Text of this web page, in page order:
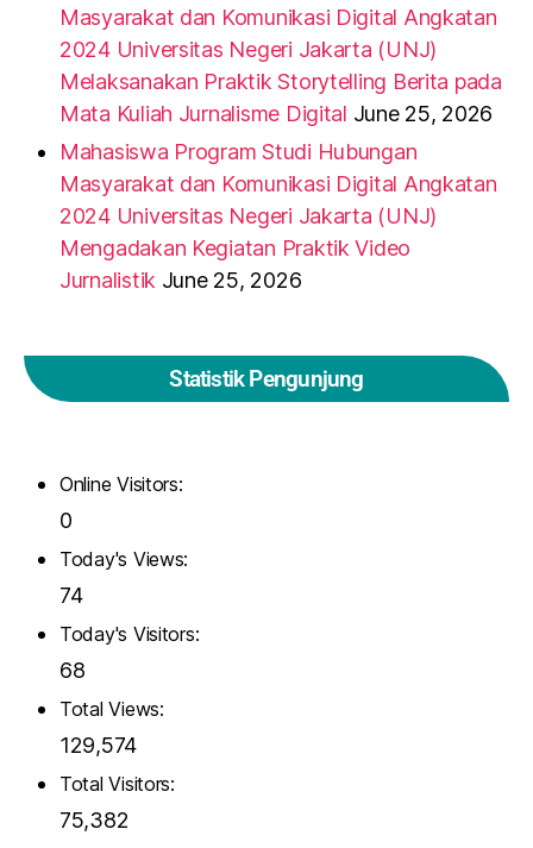
Masyarakat dan Komunikasi Digital Angkatan
2024 Universitas Negeri Jakarta (UNJ)
Melaksanakan Praktik Storytelling Berita pada
Mata Kuliah Jurnalisme Digital June 25, 2026
Mahasiswa Program Studi Hubungan
Masyarakat dan Komunikasi Digital Angkatan
2024 Universitas Negeri Jakarta (UNJ)
Mengadakan Kegiatan Praktik Video
Jurnalistik June 25, 2026
Statistik Pengunjung
Online Visitors:
0
Today's Views:
74
Today's Visitors:
68
Total Views:
129,574
Total Visitors:
75,382